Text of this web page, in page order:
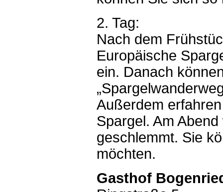
2. Tag:
Nach dem
Europäische
ein. Danach
Außerdem
Spargel. Am
geschlemmt. Sie
möchten.
Gasthof